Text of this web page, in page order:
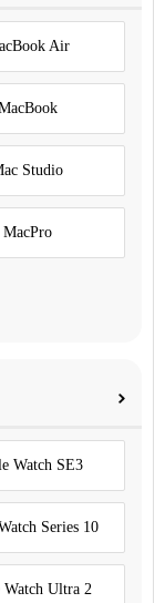
Air
Studio
MacPro
Watch SE3
Series 10
Watch Ultra 2